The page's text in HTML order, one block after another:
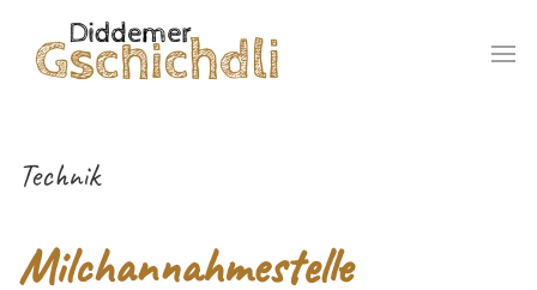
Technik
Milchannahmestelle